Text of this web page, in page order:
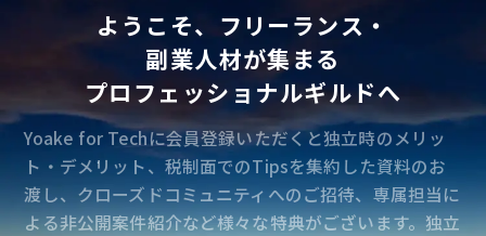
ようこそ、フリーランス・
副業人材が集まる
プロフェッショナルギルドへ
Yoake for Techに会員登録いただくと独立時のメリッ
ト・デメリット、税制面でのTipsを集約した資料のお
渡し、クローズドコミュニティへのご招待、専属担当に
よる非公開案件紹介など様々な特典がございます。独立